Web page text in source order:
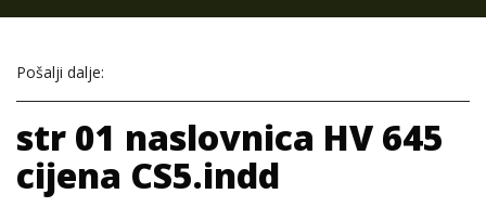
Pošalji dalje:
str 01 naslovnica HV 645
cijena CS5.indd